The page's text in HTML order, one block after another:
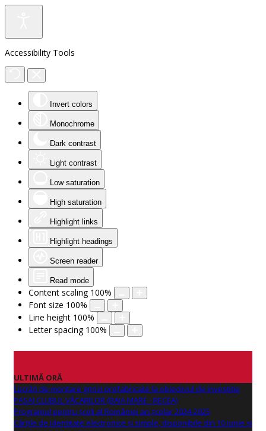
Accessibility Tools
Invert colors
Monochrome
Dark contrast
Light contrast
Low saturation
High saturation
Highlight links
Highlight headings
Screen reader
Read mode
Content scaling 100%
Font size 100%
Line height 100%
Letter spacing 100%
ULTIMĂ ORĂ
Lucrări de montare grinzi prefabricate la obiectivul de investitie
PASAJ CLUBUL VĂCARILOR (BAIA MARE - RECEA)
Programul pentru școli al României an școlar 2024-2025
Cărțile de identitate electronice și simple, disponibile din 10 iunie și